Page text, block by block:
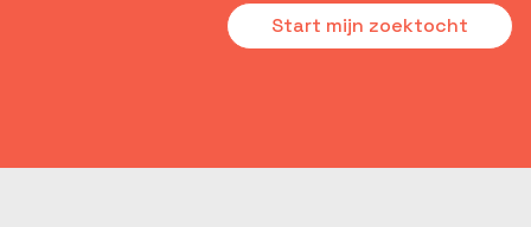
Start mijn zoektocht